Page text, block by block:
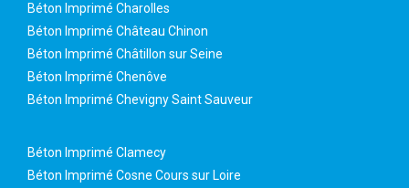
Béton Imprimé Charolles
Béton Imprimé Château Chinon
Béton Imprimé Châtillon sur Seine
Béton Imprimé Chenôve
Béton Imprimé Chevigny Saint Sauveur
Béton Imprimé Clamecy
Béton Imprimé Cosne Cours sur Loire